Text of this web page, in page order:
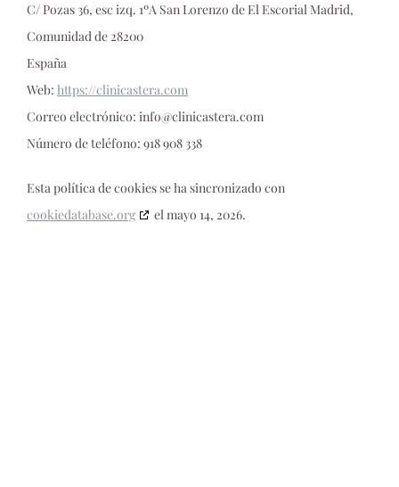
C/ Pozas 36, esc izq. 1ºA San Lorenzo de El Escorial Madrid,
Comunidad de 28200
España
Web: https://clinicastera.com
Correo electrónico: info@clinicastera.com
Número de teléfono: 918 908 338
Esta política de cookies se ha sincronizado con
cookiedatabase.org
el mayo 14, 2026.